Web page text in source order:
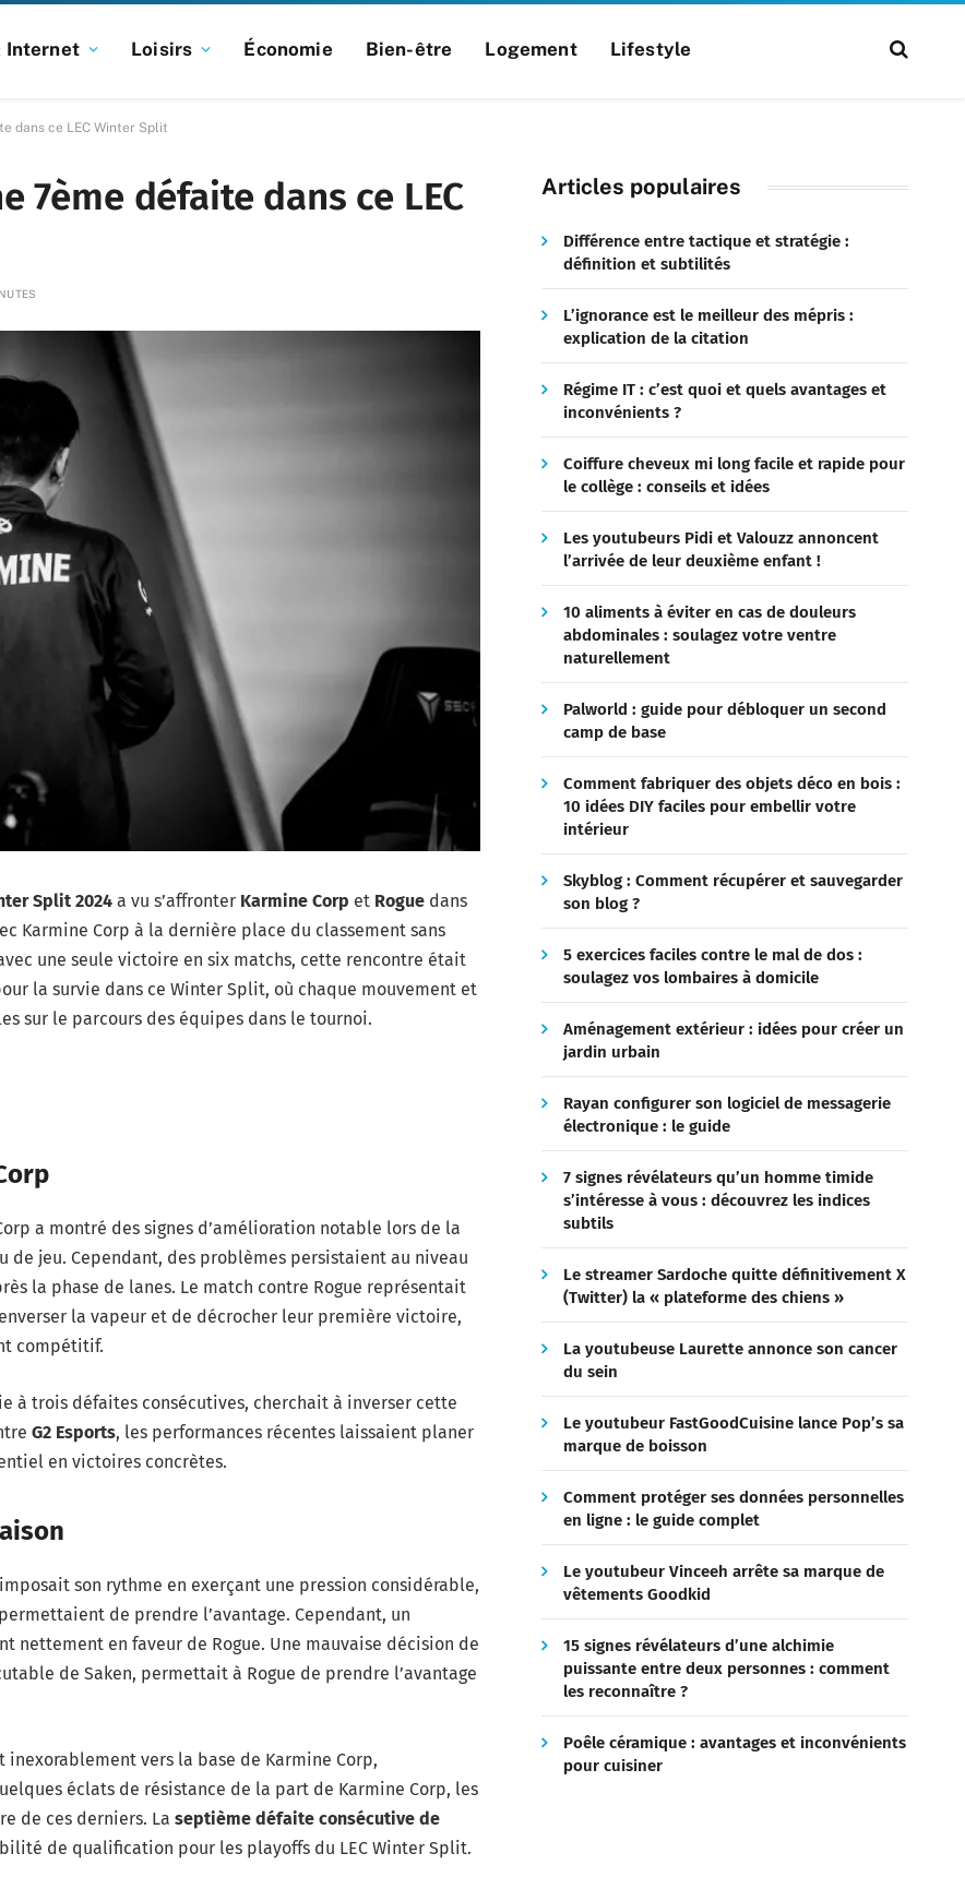
Internet Loisirs Économie Bien-être Logement Lifestyle
dans ce LEC Winter Split
7ème défaite dans ce LEC
Split 2024 a vu s’affronter Karmine Corp et Rogue dans
Karmine Corp à la dernière place du classement sans
une seule victoire en six matchs, cette rencontre était
la survie dans ce Winter Split, où chaque mouvement et
sur le parcours des équipes dans le tournoi.
a montré des signes d’amélioration notable lors de la
jeu. Cependant, des problèmes persistaient au niveau
la phase de lanes. Le match contre Rogue représentait
la vapeur et de décrocher leur première victoire,
compétitif.
à trois défaites consécutives, cherchait à inverser cette
G2 Esports, les performances récentes laissaient planer
en victoires concrètes.
son rythme en exerçant une pression considérable,
de prendre l’avantage. Cependant, un
en faveur de Rogue. Une mauvaise décision de
de Saken, permettait à Rogue de prendre l’avantage
inexorablement vers la base de Karmine Corp,
éclats de résistance de la part de Karmine Corp, les
de ces derniers. La septième défaite consécutive de
de qualification pour les playoffs du LEC Winter Split.
Articles populaires
Différence entre tactique et stratégie :
définition et subtilités
L’ignorance est le meilleur des mépris :
explication de la citation
Régime IT : c’est quoi et quels avantages et
inconvénients ?
Coiffure cheveux mi long facile et rapide pour
le collège : conseils et idées
Les youtubeurs Pidi et Valouzz annoncent
l’arrivée de leur deuxième enfant !
10 aliments à éviter en cas de douleurs
abdominales : soulagez votre ventre
naturellement
Palworld : guide pour débloquer un second
camp de base
Comment fabriquer des objets déco en bois :
10 idées DIY faciles pour embellir votre
intérieur
Skyblog : Comment récupérer et sauvegarder
son blog ?
5 exercices faciles contre le mal de dos :
soulagez vos lombaires à domicile
Aménagement extérieur : idées pour créer un
jardin urbain
Rayan configurer son logiciel de messagerie
électronique : le guide
7 signes révélateurs qu’un homme timide
s’intéresse à vous : découvrez les indices
subtils
Le streamer Sardoche quitte définitivement X
(Twitter) la « plateforme des chiens »
La youtubeuse Laurette annonce son cancer
du sein
Le youtubeur FastGoodCuisine lance Pop’s sa
marque de boisson
Comment protéger ses données personnelles
en ligne : le guide complet
Le youtubeur Vinceeh arrête sa marque de
vêtements Goodkid
15 signes révélateurs d’une alchimie
puissante entre deux personnes : comment
les reconnaître ?
Poêle céramique : avantages et inconvénients
pour cuisiner